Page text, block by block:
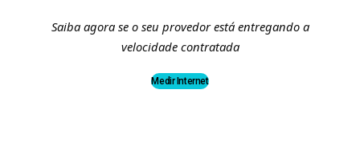
Saiba agora se o seu provedor está entregando a
velocidade contratada
Medir Internet